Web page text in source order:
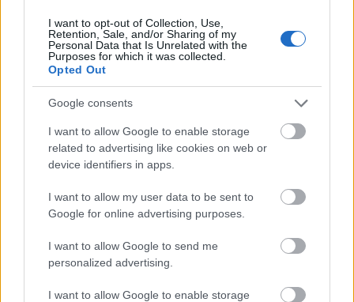
I want to opt-out of Collection, Use,
Retention, Sale, and/or Sharing of my
Personal Data that Is Unrelated with the
Purposes for which it was collected.
Opted Out
Google consents
I want to allow Google to enable storage
related to advertising like cookies on web or
device identifiers in apps.
I want to allow my user data to be sent to
Google for online advertising purposes.
I want to allow Google to send me
personalized advertising.
I want to allow Google to enable storage